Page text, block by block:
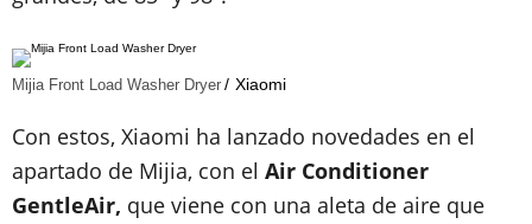
Mijia Front Load Washer Dryer Xiaomi
Con estos, Xiaomi ha lanzado novedades en el
apartado de Mijia, con el Air Conditioner
GentleAir, que viene con una aleta de aire que